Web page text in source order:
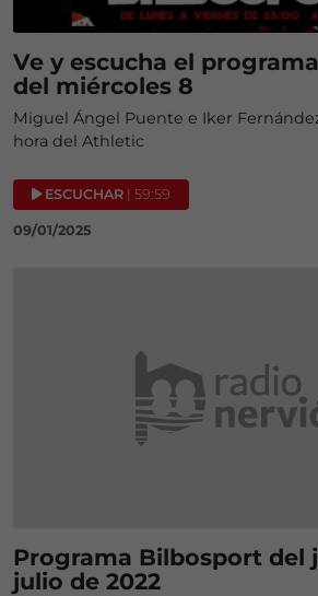
Ve y escucha el
del miércoles 8
Miguel Ángel Puente e Iker
hora del Athletic
ESCUCHAR | 59:59
09/01/2025
Programa Bilbosport del
julio de 2022